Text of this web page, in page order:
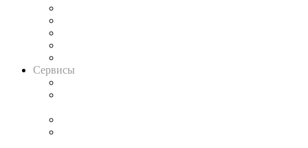
Сервисы